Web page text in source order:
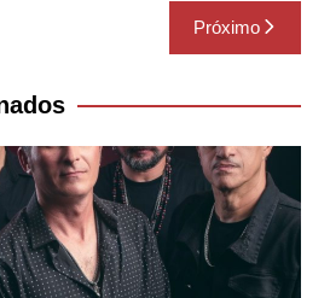
Próximo